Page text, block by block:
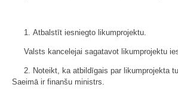
1. Atbalstīt iesniegto likumprojektu.
Valsts kancelejai sagatavot likumprojektu
2. Noteikt, ka atbildīgais par likumprojekta
Saeimā ir finanšu ministrs.